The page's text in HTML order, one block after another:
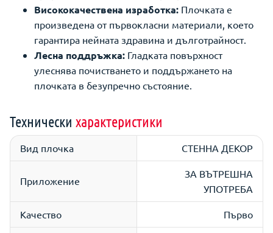
Висококачествена изработка: Плочката е
произведена от първокласни материали, което
гарантира нейната здравина и дълготрайност.
Лесна поддръжка: Гладката повърхност
улеснява почистването и поддържането на
плочката в безупречно състояние.
Технически характеристики
Вид плочка СТЕННА ДЕКОР
Приложение
ЗА ВЪТРЕШНА
УПОТРЕБА
Качество Първо